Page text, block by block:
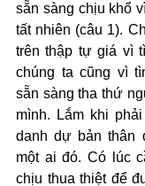
sẵn sàng chịu khổ
tất nhiên (câu 1).
trên thập tự giá vì
chúng ta cũng vì
sẵn sàng tha thứ
mình. Lắm khi
danh dự bản thân
một ai đó. Có lúc
chịu thua thiệt để